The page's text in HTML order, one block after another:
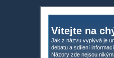
Vítejte na
Jak z názvu vyplývá je
debatu a sdílení
Názory zde nejsou